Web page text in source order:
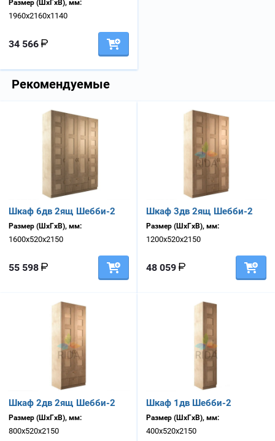
Размер (ШхГхВ), мм:
1960х2160х1140
34 566
Рекомендуемые
Шкаф 6дв 2ящ Шебби-2
Размер (ШхГхВ), мм:
1600х520х2150
55 598
Шкаф 3дв 2ящ Шебби-2
Размер (ШхГхВ), мм:
1200х520х2150
48 059
Шкаф 2дв 2ящ Шебби-2
Размер (ШхГхВ), мм:
800х520х2150
Шкаф 1дв Шебби-2
Размер (ШхГхВ), мм:
400х520х2150